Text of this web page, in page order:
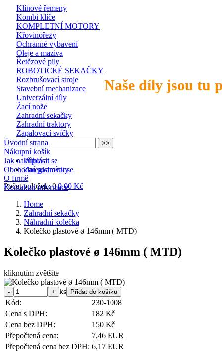
Naše díly jsou tu
Klínové řemeny
Kombi klíče
KOMPLETNÍ MOTORY
Křovinořezy
Ochranné vybavení
Oleje a maziva
Řetězové pily
ROBOTICKÉ SEKAČKY
Rozbrušovací stroje
Stavební mechanizace
Univerzální díly
Žací nože
Zahradní sekačky
Zahradní traktory
Zapalovací svíčky
Přihlásit se
Zaregistrovat se
Počet položek: 0 0,00 Kč
Úvodní strana
Nákupní košík
Jak nakupovat
Obchodní podmínky
O firmě
Kontaktní informace
Home
Zahradní sekačky
Náhradní kolečka
Kolečko plastové ø 146mm ( MTD)
Kolečko plastové ø 146mm ( MTD)
kliknutím zvětšíte
ks
Kód:
230-1008
Cena s DPH:
182 Kč
Cena bez DPH:
150 Kč
Přepočtená cena:
7,46 EUR
Přepočtená cena bez DPH: 6,17 EUR